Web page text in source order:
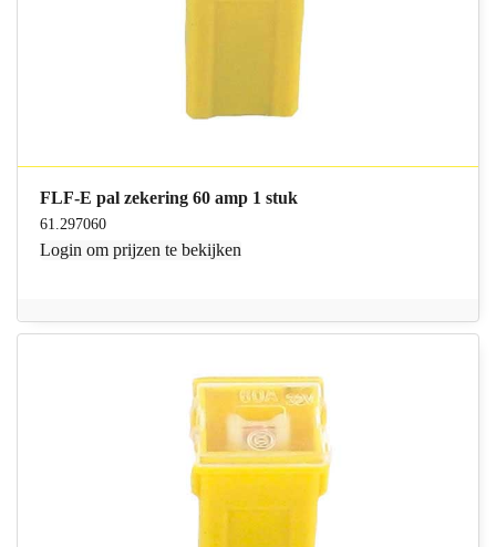
FLF-E pal zekering 60 amp 1 stuk
61.297060
Login om prijzen te bekijken